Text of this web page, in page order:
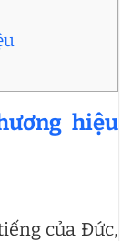
hiệu
của Đức,